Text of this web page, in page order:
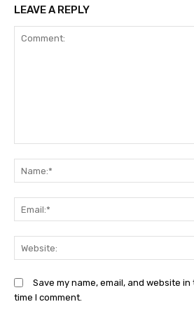
LEAVE A REPLY
Save my name, email, and website
time I comment.